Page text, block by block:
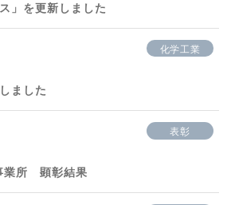
」を更新しました
化学工業
ました
表彰
業所 顕彰結果